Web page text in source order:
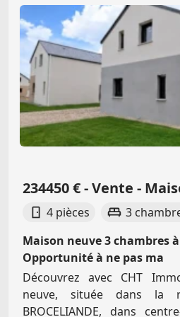
234450 € - Vente -
4 pièces 3
Maison neuve 3 chambres
Opportunité à ne pas ma
Découvrez avec CHT
neuve, située dans la
BROCELIANDE, dans